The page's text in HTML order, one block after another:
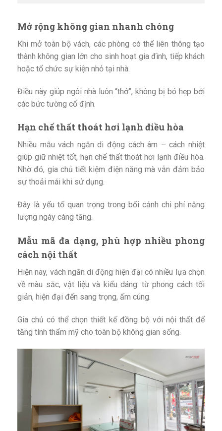
Mở rộng không gian nhanh chóng
Khi mở toàn bộ vách, các phòng có thể liên thông tạo
thành không gian lớn cho sinh hoạt gia đình, tiếp khách
hoặc tổ chức sự kiện nhỏ tại nhà.
Điều này giúp ngôi nhà luôn “thở”, không bị bó hẹp bởi
các bức tường cố định.
Hạn chế thất thoát hơi lạnh điều hòa
Nhiều mẫu vách ngăn di động cách âm – cách nhiệt
giúp giữ nhiệt tốt, hạn chế thất thoát hơi lạnh điều hòa.
Nhờ đó, gia chủ tiết kiệm điện năng mà vẫn đảm bảo
sự thoải mái khi sử dụng.
Đây là yếu tố quan trọng trong bối cảnh chi phí năng
lượng ngày càng tăng.
Mẫu mã đa dạng, phù hợp nhiều phong
cách nội thất
Hiện nay, vách ngăn di động hiện đại có nhiều lựa chọn
về màu sắc, vật liệu và kiểu dáng: từ phong cách tối
giản, hiện đại đến sang trọng, ấm cúng.
Gia chủ có thể chọn thiết kế đồng bộ với nội thất để
tăng tính thẩm mỹ cho toàn bộ không gian sống.